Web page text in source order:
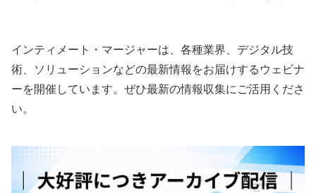
インティメート・マージャーは、各種業界、デジタル技
術、ソリューションなどの最新情報をお届けするウェビナ
ーを開催しています。ぜひ最新の情報収集にご活用くださ
い。